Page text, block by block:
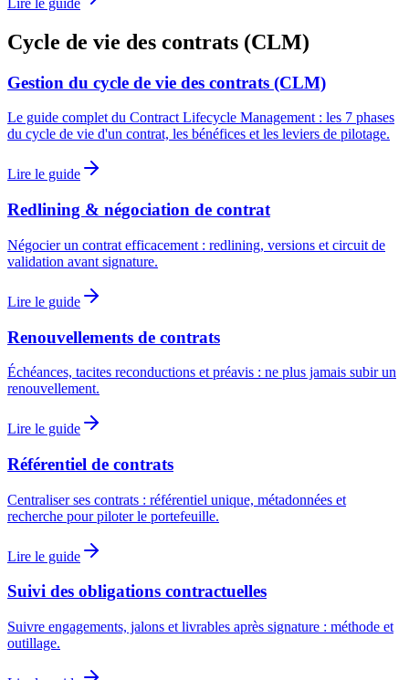
Cycle de vie des contrats (CLM)
Gestion du cycle de vie des contrats (CLM)
Le guide complet du Contract Lifecycle Management : les 7 phases
du cycle de vie d'un contrat, les bénéfices et les leviers de pilotage.
Lire le guide
Redlining & négociation de contrat
Négocier un contrat efficacement : redlining, versions et circuit de
validation avant signature.
Lire le guide
Renouvellements de contrats
Échéances, tacites reconductions et préavis : ne plus jamais subir un
renouvellement.
Lire le guide
Référentiel de contrats
Centraliser ses contrats : référentiel unique, métadonnées et
recherche pour piloter le portefeuille.
Lire le guide
Suivi des obligations contractuelles
Suivre engagements, jalons et livrables après signature : méthode et
outillage.